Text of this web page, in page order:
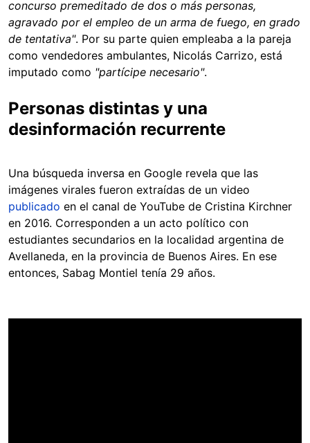
concurso premeditado de dos o más personas,
agravado por el empleo de un arma de fuego, en grado
de tentativa". Por su parte quien empleaba a la pareja
como vendedores ambulantes, Nicolás Carrizo, está
imputado como "partícipe necesario".
Personas distintas y una
desinformación recurrente
Una búsqueda inversa en Google revela que las
imágenes virales fueron extraídas de un video
publicado en el canal de YouTube de Cristina Kirchner
en 2016. Corresponden a un acto político con
estudiantes secundarios en la localidad argentina de
Avellaneda, en la provincia de Buenos Aires. En ese
entonces, Sabag Montiel tenía 29 años.